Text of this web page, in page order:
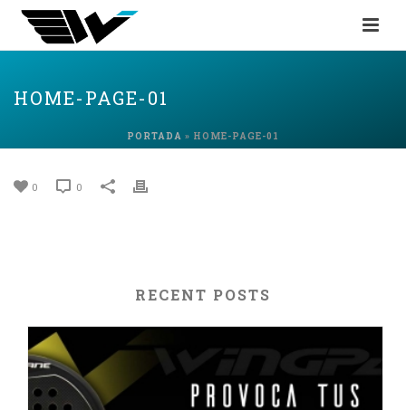
HOME-PAGE-01
PORTADA » HOME-PAGE-01
0 0
RECENT POSTS